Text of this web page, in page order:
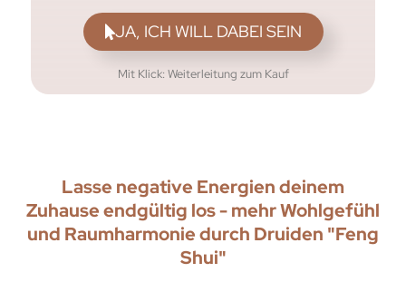
JA, ICH WILL DABEI SEIN
Mit Klick: Weiterleitung zum Kauf
Lasse negative Energien deinem
Zuhause endgültig los - mehr Wohlgefühl
und Raumharmonie durch Druiden "Feng
Shui"